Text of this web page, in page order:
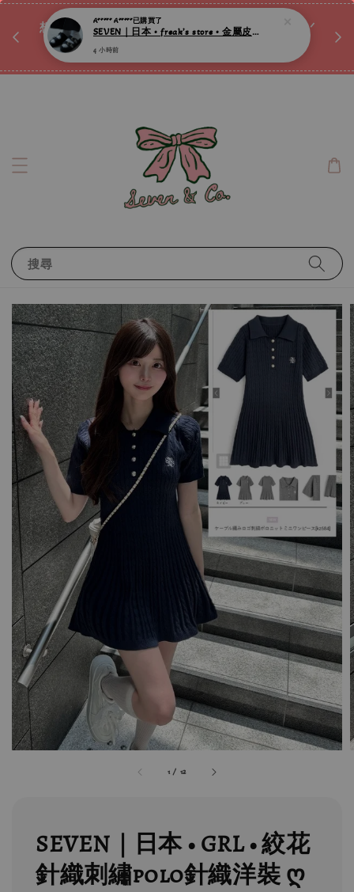
想訂製屬於自己的『水晶手鍊』嗎ꕀ♡ 私訊我們.ᐟ.ᐟ
📣Instagram 這邊按下去
搜尋
1 / 12
SEVEN｜日本 • GRL • 絞花
針織刺繡polo針織洋裝 ღ
A***** A*****已購買了
SEVEN｜日本 • freak’s store • 金屬皮帶釦厚底拖鞋 ღ
4 小時前